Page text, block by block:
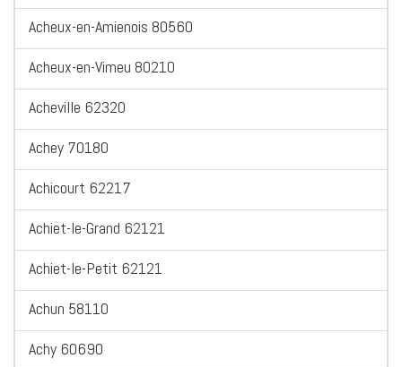
Acheux-en-Amienois 80560
Acheux-en-Vimeu 80210
Acheville 62320
Achey 70180
Achicourt 62217
Achiet-le-Grand 62121
Achiet-le-Petit 62121
Achun 58110
Achy 60690